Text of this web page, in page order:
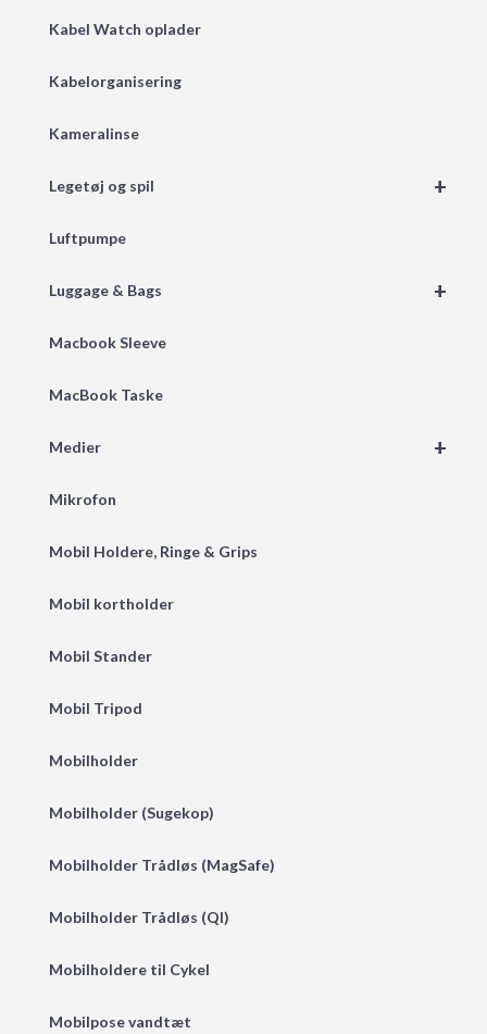
Kabel Watch oplader
Kabelorganisering
Kameralinse
+
Legetøj og spil
Luftpumpe
+
Luggage & Bags
Macbook Sleeve
MacBook Taske
+
Medier
Mikrofon
Mobil Holdere, Ringe & Grips
Mobil kortholder
Mobil Stander
Mobil Tripod
Mobilholder
Mobilholder (Sugekop)
Mobilholder Trådløs (MagSafe)
Mobilholder Trådløs (QI)
Mobilholdere til Cykel
Mobilpose vandtæt